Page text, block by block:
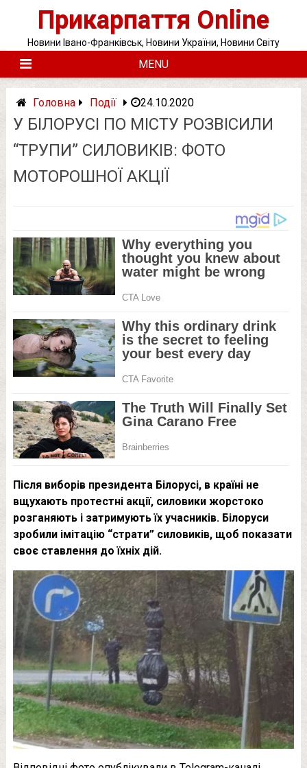
Прикарпаття Online
Новини Івано-Франківськ, Новини України, Новини Світу
MENU
Головна Події 24.10.2020
У БІЛОРУСІ ПО МІСТУ РОЗВІСИЛИ
“ТРУПИ” СИЛОВИКІВ: ФОТО
МОТОРОШНОЇ АКЦІЇ
Після виборів президента Білорусі, в країні не
вщухають протестні акції, силовики жорстоко
розганяють і затримують їх учасників. Білоруси
зробили імітацію “страти” силовиків, щоб показати
своє ставлення до їхніх дій.